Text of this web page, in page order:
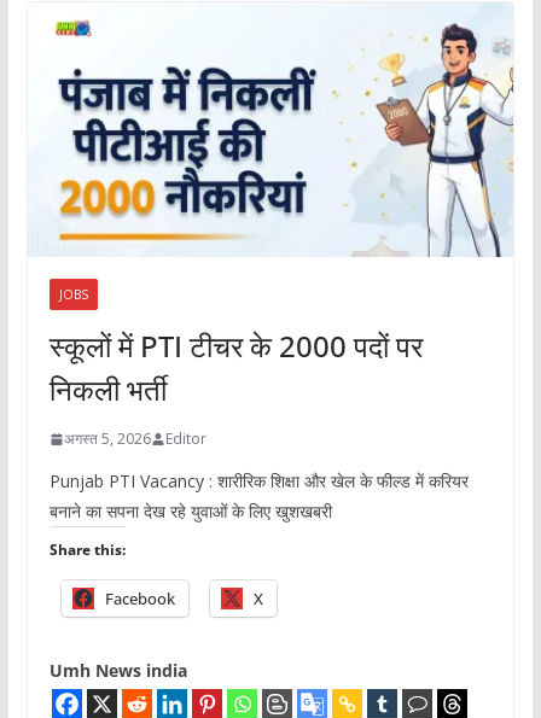
JOBS
स्कूलों में PTI टीचर के 2000 पदों पर
निकली भर्ती
अगस्त 5, 2026 Editor
Punjab PTI Vacancy : शारीरिक शिक्षा और खेल के फील्ड में करियर
बनाने का सपना देख रहे युवाओं के लिए खुशखबरी
Share this:
Facebook X
Umh News india